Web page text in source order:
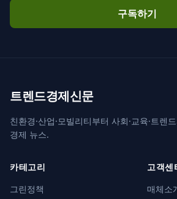
구독하기
트렌드경제신문
친환경·산업·모빌리티부터 사회·교육·트렌
경제 뉴스.
카테고리
그린정책
고객센
매체소